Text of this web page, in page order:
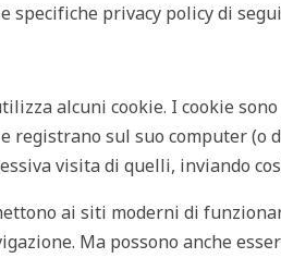
privacy policy di
alcuni cookie. I cookie
sul suo computer (o
visita di quelli, inviando
ai siti moderni di
Ma possono anche